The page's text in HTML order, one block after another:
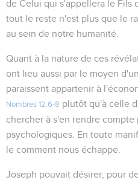
de Celui qui s'appellera le Fils
tout le reste n'est plus que le
au sein de notre humanité.
Quant à la nature de ces
ont lieu aussi par le moyen
paraissent appartenir à
Nombres 12.6-8 plutôt qu'à celle
chercher à s'en rendre compte
psychologiques. En toute
le comment nous échappe.
Joseph pouvait désirer, pour